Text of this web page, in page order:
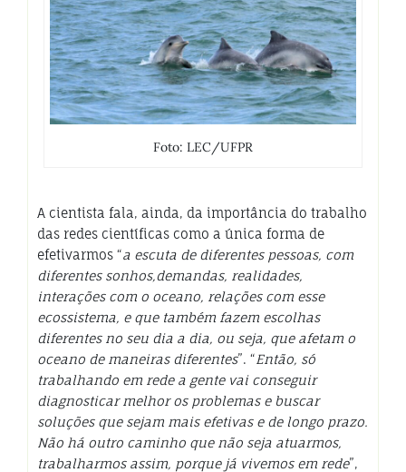
Foto: LEC/UFPR
A cientista fala, ainda, da importância do trabalho
das redes científicas como a única forma de
efetivarmos “a escuta de diferentes pessoas, com
diferentes sonhos,demandas, realidades,
interações com o oceano, relações com esse
ecossistema, e que também fazem escolhas
diferentes no seu dia a dia, ou seja, que afetam o
oceano de maneiras diferentes”. “Então, só
trabalhando em rede a gente vai conseguir
diagnosticar melhor os problemas e buscar
soluções que sejam mais efetivas e de longo prazo.
Não há outro caminho que não seja atuarmos,
trabalharmos assim, porque já vivemos em rede”,